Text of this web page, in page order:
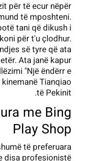
për të ecur nëpër
të mposhteni.
tani që dikush i
për t'u çlodhur.
së tyre që ata
Ata janë kapur
"Një ëndërr e
Tianqiao
të Pekinit.
me Bing
Play Shop
të preferuara
disa profesionistë